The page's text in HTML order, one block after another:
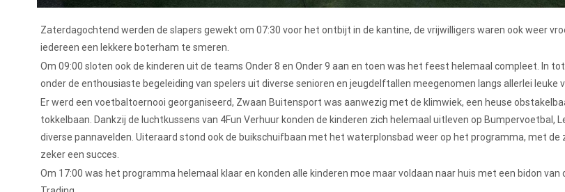
Zaterdagochtend werden de slapers gewekt om 07:30 voor het ontbijt in de kantine, de vrijwilligers waren ook weer
iedereen een lekkere boterham te smeren.
Om 09:00 sloten ook de kinderen uit de teams Onder 8 en Onder 9 aan en toen was het feest helemaal compleet. In
onder de enthousiaste begeleiding van spelers uit diverse senioren en jeugdelftallen meegenomen langs allerlei leuke
Er werd een voetbaltoernooi georganiseerd, Zwaan Buitensport was aanwezig met de klimwiek, een heuse
tokkelbaan. Dankzij de luchtkussens van 4Fun Verhuur konden de kinderen zich helemaal uitleven op Bumpervoetbal,
diverse pannavelden. Uiteraard stond ook de buikschuifbaan met het waterplonsbad weer op het programma, met de
zeker een succes.
Om 17:00 was het programma helemaal klaar en konden alle kinderen moe maar voldaan naar huis met een bidon van